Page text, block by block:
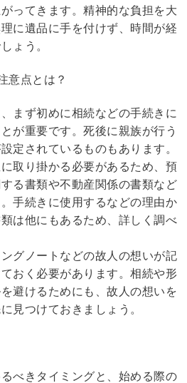
ってきます。精神的な負担を大
に遺品に手を付けず、時間が経
ょう。
意点とは？
まず初めに相続などの手続きに
が重要です。死後に親族が行う
定されているものもあります。
取り掛かる必要があるため、預
る書類や不動産関係の書類など
手続きに使用するなどの理由か
は他にもあるため、詳しく調べ
グノートなどの故人の想いが記
おく必要があります。相続や形
避けるためにも、故人の想いを
見つけておきましょう。
べきタイミングと、始める際の